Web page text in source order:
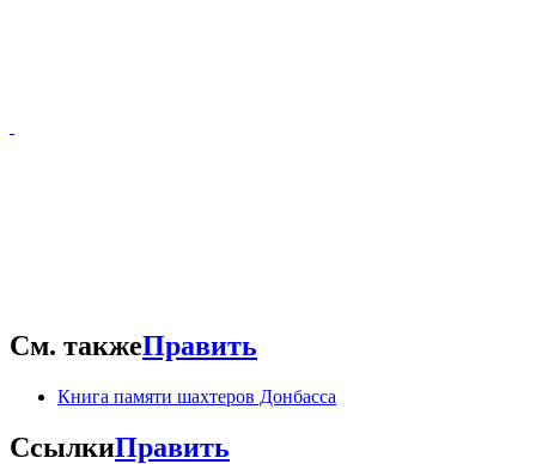
См. такжеПравить
Книга памяти шахтеров Донбасса
СсылкиПравить